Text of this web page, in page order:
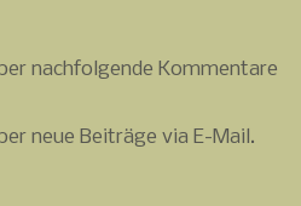
nachfolgende Kommentare
neue Beiträge via E-Mail.